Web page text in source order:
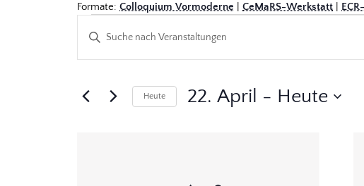
Formate: Colloquium Vormoderne CeMaRS-Werkstatt
Veranstaltungen
Veranstaltungen
Suche
und
Ansichten,
Navigation
Bitte
Schlüsselwort
eingeben.
nach
Veranstaltungen
Heute 22. April - Heute